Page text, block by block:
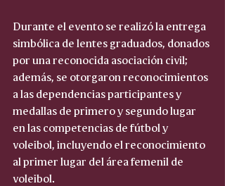
Durante el evento se realizó la entrega
simbólica de lentes graduados, donados
por una reconocida asociación civil;
además, se otorgaron reconocimientos
a las dependencias participantes y
medallas de primero y segundo lugar
en las competencias de fútbol y
voleibol, incluyendo el reconocimiento
al primer lugar del área femenil de
voleibol.